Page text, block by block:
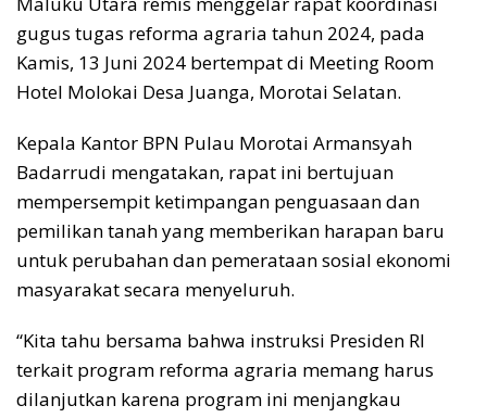
gugus tugas reforma agraria tahun 2024, pada
Kamis, 13 Juni 2024 bertempat di Meeting Room
Hotel Molokai Desa Juanga, Morotai Selatan.
Kepala Kantor BPN Pulau Morotai Armansyah
Badarrudi mengatakan, rapat ini bertujuan
mempersempit ketimpangan penguasaan dan
pemilikan tanah yang memberikan harapan baru
untuk perubahan dan pemerataan sosial ekonomi
masyarakat secara menyeluruh.
“Kita tahu bersama bahwa instruksi Presiden RI
terkait program reforma agraria memang harus
dilanjutkan karena program ini menjangkau